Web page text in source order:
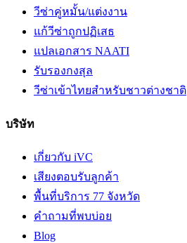
วีซ่าคู่หมั้น/แต่งงาน
แก้วีซ่าถูกปฏิเสธ
แปลเอกสาร NAATI
รับรองกงสุล
วีซ่าเข้าไทยสำหรับชาวต่างชาติ
บริษัท
เกี่ยวกับ iVC
เสียงตอบรับลูกค้า
พื้นที่บริการ 77 จังหวัด
คำถามที่พบบ่อย
Blog